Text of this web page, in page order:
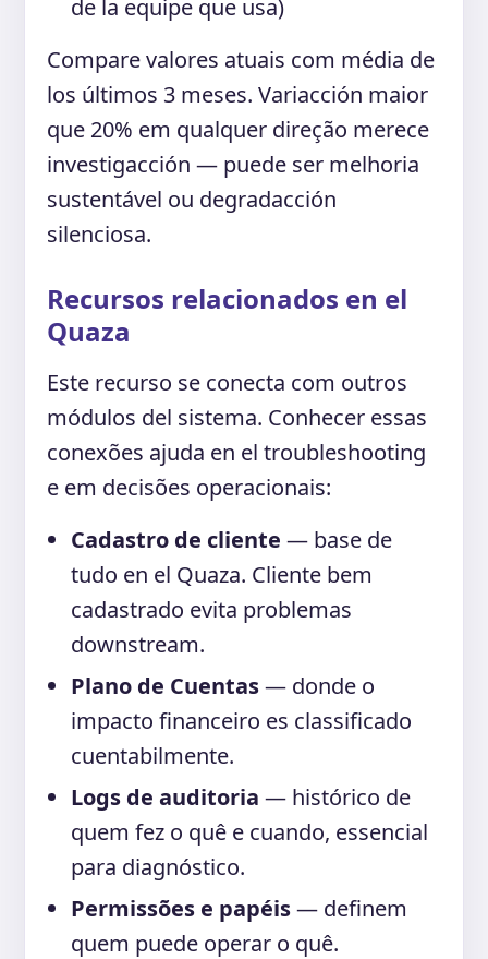
de la equipe que usa)
Compare valores atuais com média de
los últimos 3 meses. Variacción maior
que 20% em qualquer direção merece
investigacción — puede ser melhoria
sustentável ou degradacción
silenciosa.
Recursos relacionados en el
Quaza
Este recurso se conecta com outros
módulos del sistema. Conhecer essas
conexões ajuda en el troubleshooting
e em decisões operacionais:
Cadastro de cliente — base de
tudo en el Quaza. Cliente bem
cadastrado evita problemas
downstream.
Plano de Cuentas— donde o
impacto financeiro es classificado
cuentabilmente.
Logs de auditoria — histórico de
quem fez o quê e cuando, essencial
para diagnóstico.
Permissões e papéis— definem
quem puede operar o quê.